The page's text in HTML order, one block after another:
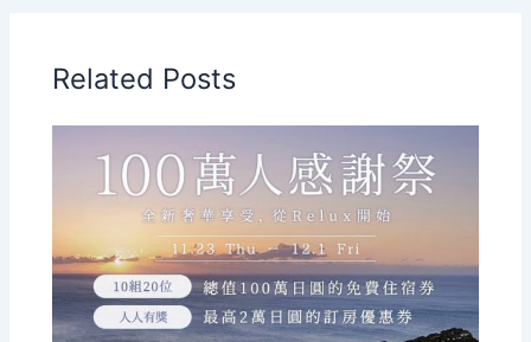
Related Posts